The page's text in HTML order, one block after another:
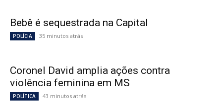
Bebê é sequestrada na Capital
POLÍCIA 35 minutos atrás
Coronel David amplia ações contra
violência feminina em MS
POLÍTICA 43 minutos atrás